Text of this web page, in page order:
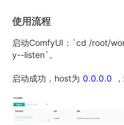
使用流程
启动ComfyUI：`cd /root/
y--listen`。
启动成功，host为 0.0.0.0